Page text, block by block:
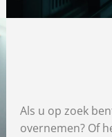
Als u op zoek
overnemen? Of